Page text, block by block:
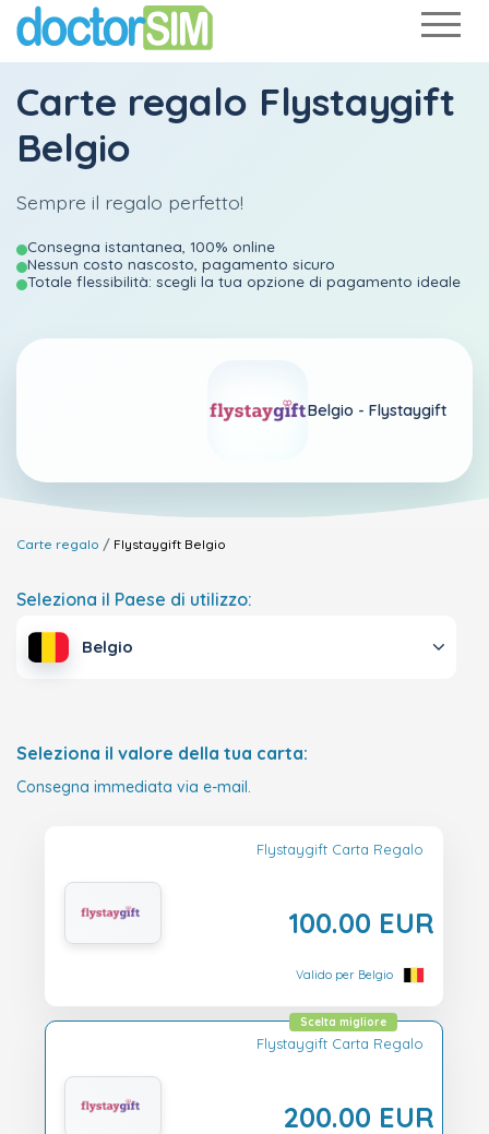
Carte regalo Flystaygift
Belgio
Sempre il regalo perfetto!
Consegna istantanea, 100% online
Nessun costo nascosto, pagamento sicuro
Totale flessibilità: scegli la tua opzione di pagamento ideale
Belgio - Flystaygift
Carte regalo Flystaygift Belgio
Seleziona il Paese di utilizzo:
Belgio
Seleziona il valore della tua carta:
Consegna immediata via e-mail.
Flystaygift Carta Regalo
100.00 EUR
Valido per Belgio
Flystaygift Carta Regalo
200.00 EUR
Scelta migliore